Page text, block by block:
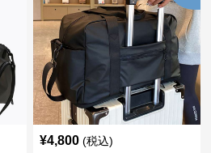
¥4,800 (税込)